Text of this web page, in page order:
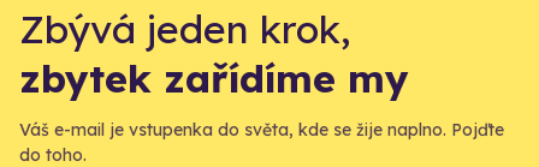
Zbývá jeden krok,
zbytek zařídíme my
Váš e-mail je vstupenka do světa, kde se žije naplno. Pojďte
do toho.